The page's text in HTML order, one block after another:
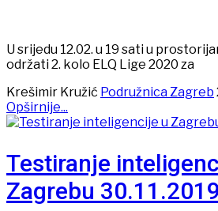
U srijedu 12.02. u 19 sati u
održati 2. kolo ELQ Lige 2020 za
Krešimir Kružić Podružnica Zagreb
Opširnije...
Testiranje
Zagrebu